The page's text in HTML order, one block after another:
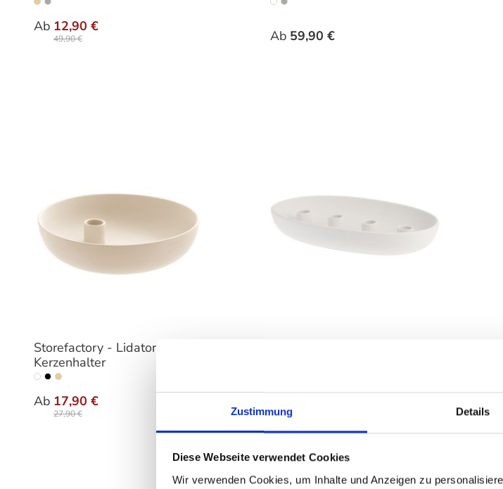
Zustimmung Details
Diese Webseite verwendet Cookies
Wir verwenden Cookies, um Inhalte und Anzeigen zu
Ab 12,90 €
49,90 € Ab 59,90 €
Storefactory - Lidatorp
Kerzenhalter
Ab 17,90 €
27,90 €
auswählen
54,90 €
Variantenauswählen